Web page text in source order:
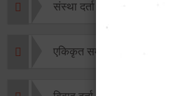
संस्था दर्ता सिफारिस
एकिकृत सम्पत्ति कर/घर जग्गा कर